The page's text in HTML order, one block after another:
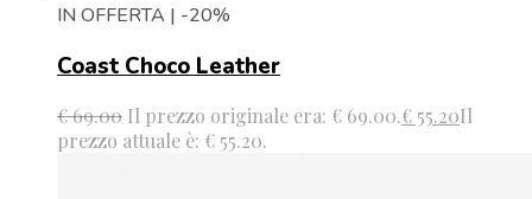
IN OFFERTA | -20%
Coast Choco Leather
€69.00 Il prezzo originale era: € 69.00.€ 55.20Il
prezzo attuale è: € 55.20.